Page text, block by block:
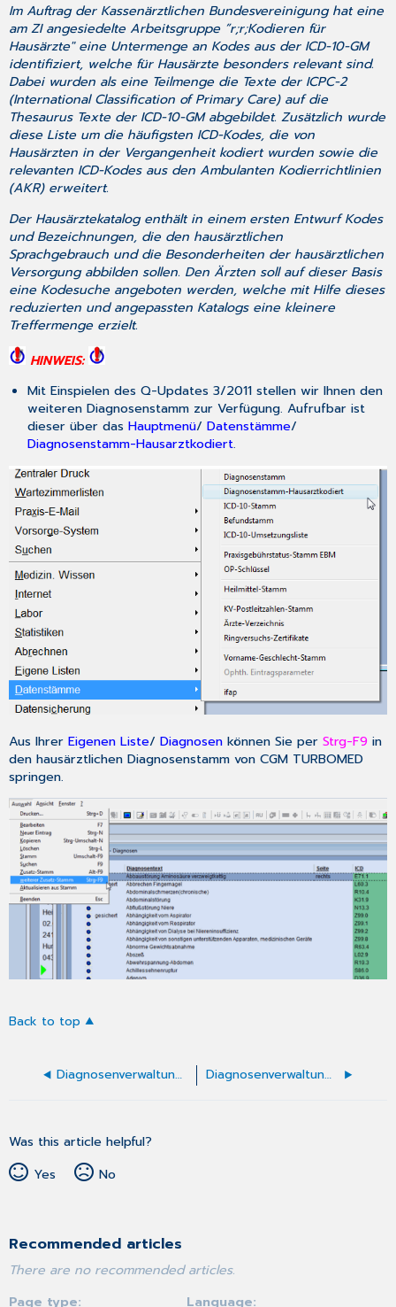
Im Auftrag der Kassenärztlichen Bundesvereinigung hat eine
am ZI angesiedelte Arbeitsgruppe ”r;r;Kodieren für
Hausärzte" eine Untermenge an Kodes aus der ICD-10-GM
identifiziert, welche für Hausärzte besonders relevant sind.
Dabei wurden als eine Teilmenge die Texte der ICPC-2
(International Classification of Primary Care) auf die
Thesaurus Texte der ICD-10-GM abgebildet. Zusätzlich wurde
diese Liste um die häufigsten ICD-Kodes, die von
Hausärzten in der Vergangenheit kodiert wurden sowie die
relevanten ICD-Kodes aus den Ambulanten Kodierrichtlinien
(AKR) erweitert.
Der Hausärztekatalog enthält in einem ersten Entwurf Kodes
und Bezeichnungen, die den hausärztlichen
Sprachgebrauch und die Besonderheiten der hausärztlichen
Versorgung abbilden sollen. Den Ärzten soll auf dieser Basis
eine Kodesuche angeboten werden, welche mit Hilfe dieses
reduzierten und angepassten Katalogs eine kleinere
Treffermenge erzielt.
HINWEIS:
Mit Einspielen des Q-Updates 3/2011 stellen wir Ihnen den
weiteren Diagnosenstamm zur Verfügung. Aufrufbar ist
dieser über das Hauptmenü/ Datenstämme/
Diagnosenstamm-Hausarztkodiert.
Aus IhrerEigenen Liste/Diagnosen können Sie perStrg-F9 in
den hausärztlichen Diagnosenstamm von CGM TURBOMED
springen.
Back to top
Diagnosenverwaltung - Diagnosenstamm haus-/facharztkodiert Diagnosenverwaltung - Tipps und Tricks Ambulante Kodierrichtlinien
Was this article helpful?
Yes
No
Recommended articles
There are no recommended articles.
Page type
Language